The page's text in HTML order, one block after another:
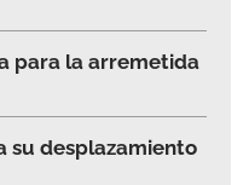
para la arremetida
su desplazamiento